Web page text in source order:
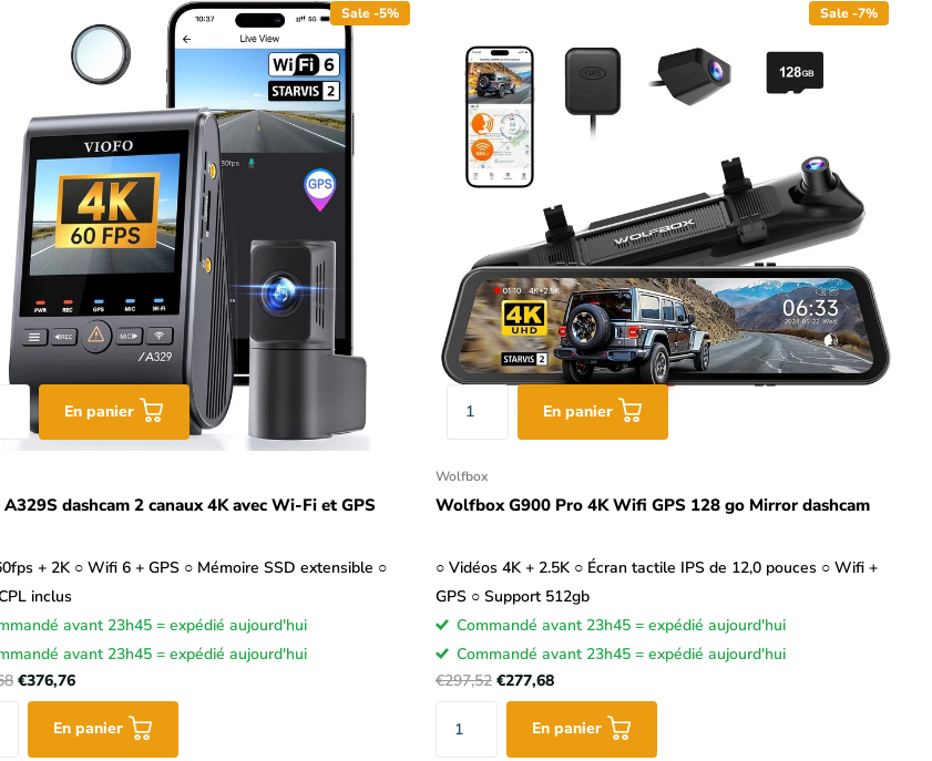
Sale -5%
En panier
dashcam 2 canaux 4K avec Wi-Fi et GPS
+ 2K ○ Wifi 6 + GPS ○ Mémoire SSD extensible ○
inclus
avant 23h45 = expédié aujourd'hui
avant 23h45 = expédié aujourd'hui
€376,76
En panier
Sale -7%
En panier
Wolfbox
Wolfbox G900 Pro 4K Wifi GPS 128 go Mirror dashcam
○ Vidéos 4K + 2.5K ○ Écran tactile IPS de 12,0 pouces ○ Wifi +
GPS ○ Support 512gb
Commandé avant 23h45 = expédié aujourd'hui
Commandé avant 23h45 = expédié aujourd'hui
€297,52 €277,68
En panier